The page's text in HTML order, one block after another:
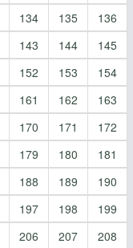
134 135
136
143 144
145
152 153
154
161 162
163
170 171
172
179 180
181
188 189
190
197 198
199
206 207
208